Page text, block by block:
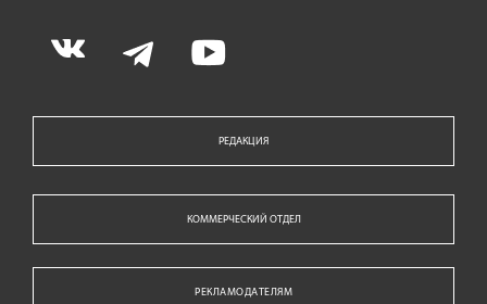
РЕДАКЦИЯ
КОММЕРЧЕСКИЙ ОТДЕЛ
РЕКЛАМОДАТЕЛЯМ